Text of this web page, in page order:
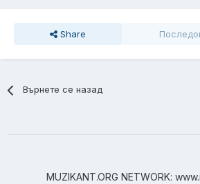
Share
Върнете се назад
MUZIKANT.ORG NETWORK: